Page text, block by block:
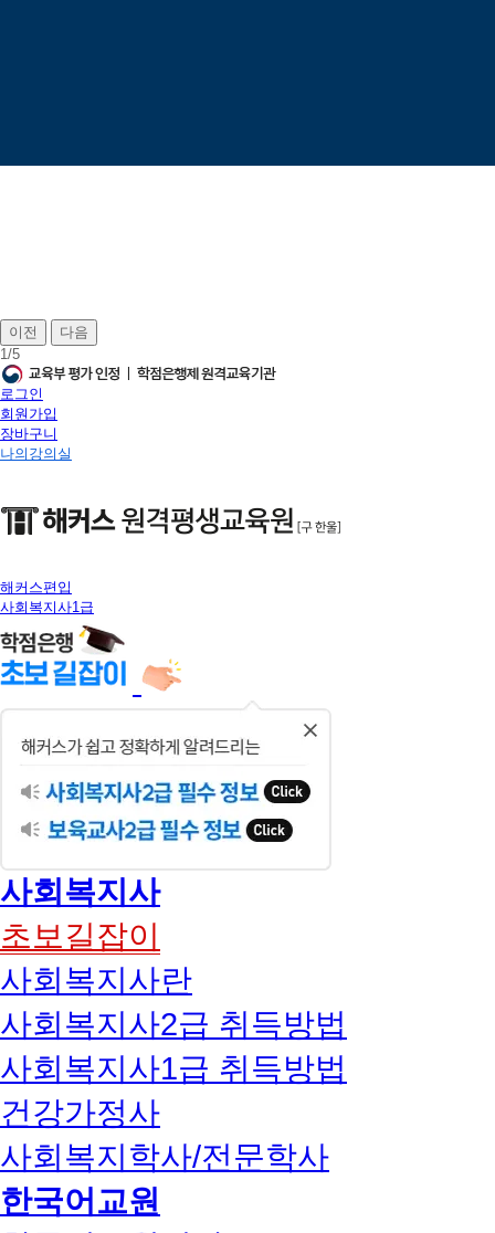
이전
다음
1/5
로그인
회원가입
장바구니
나의강의실
해커스편입
사회복지사1급
사회복지사
초보길잡이
사회복지사란
사회복지사2급 취득방법
사회복지사1급 취득방법
건강가정사
사회복지학사/전문학사
한국어교원